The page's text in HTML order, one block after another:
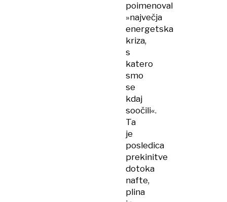
poimenoval
»največja
energetska
kriza,
s
katero
smo
se
kdaj
soočili«.
Ta
je
posledica
prekinitve
dotoka
nafte,
plina